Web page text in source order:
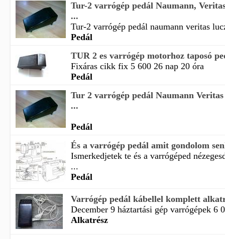
Tur-2 varrógép pedál Naumann,
...
Tur-2 varrógép pedál naumann veritas
Pedál
TUR 2 es varrógép motorhoz taposó
Fixáras cikk fix 5 600 26 nap 20 óra
Pedál
Tur 2 varrógép pedál Naumann
...
Pedál
És a varrógép pedál amit gondolom
Ismerkedjetek te és a varrógéped
...
Pedál
Varrógép pedál kábellel komplett
December 9 háztartási gép varrógépek 6
Alkatrész